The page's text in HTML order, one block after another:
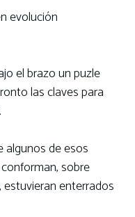
evolución
el brazo un puzle
las claves para
algunos de esos
sobre
enterrados